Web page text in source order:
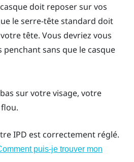
doit reposer sur vos
le serre-tête standard doit
tête. Vous devriez vous
penchant sans que le casque
sur votre visage, votre
IPD est correctement réglé.
puis-je trouver mon